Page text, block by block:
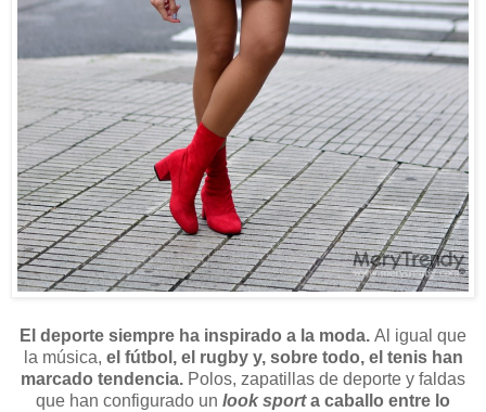
El deporte siempre ha inspirado a la moda. Al igual que
la música, el fútbol, el rugby y, sobre todo, el tenis han
marcado tendencia. Polos, zapatillas de deporte y faldas
que han configurado un look sporta caballo entre lo